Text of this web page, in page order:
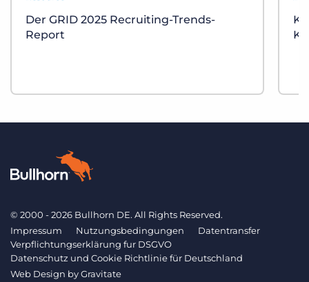
Der GRID 2025 Recruiting-Trends-
Report
KI
© 2000 - 2026 Bullhorn DE. All Rights Reserved.
Impressum
Nutzungsbedingungen
Datentransfer
Verpflichtungserklärung fur DSGVO
Datenschutz und Cookie Richtlinie für Deutschland
Web Design byGravitate